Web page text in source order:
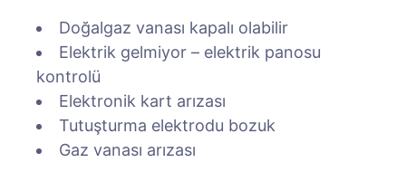
Doğalgaz vanası kapalı olabilir
Elektrik gelmiyor – elektrik panosu
kontrolü
Elektronik kart arızası
Tutuşturma elektrodu bozuk
Gaz vanası arızası